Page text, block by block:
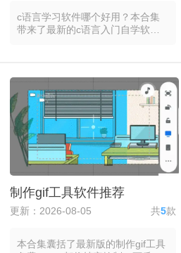
c语言学习软件哪个好用？本合集
带来了最新的c语言入门自学软
统一的操作界面，在移动设备或电
脑上直接编写、运行与测试C语言
程序，无需额外配置开发环境即可
从理论进入实践。阅读概念讲解后
点击运行内置的代码片段以观察输
出结果，随后进入练习模式，在编
辑器中完成变量定义、条件判断或
循环结构的补充填空。进阶功能涵
耗时以辅助优化，部分c语言学习
软件支持将当前版本保存为项目文
件并导入外部编辑器进行延续开
制作gif工具软件推荐
更新：2026-08-05 共5款
本合集囊括了最新版的制作gif工具